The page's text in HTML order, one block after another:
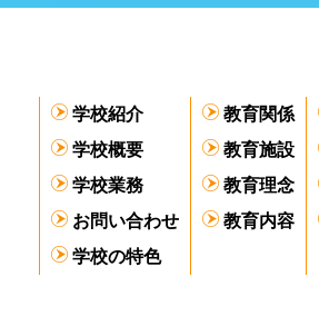
学校紹介
学校概要
学校業務
お問い合わせ
学校の特色
教育関係
教育施設
教育理念
教育内容